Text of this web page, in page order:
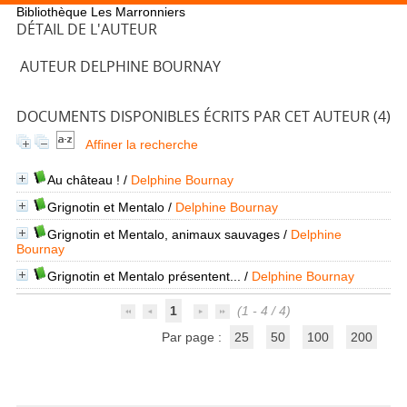
Bibliothèque Les Marronniers
DÉTAIL DE L'AUTEUR
AUTEUR DELPHINE BOURNAY
DOCUMENTS DISPONIBLES ÉCRITS PAR CET AUTEUR (4)
Affiner la recherche
Au château ! / Delphine Bournay
Grignotin et Mentalo/ Delphine Bournay
Grignotin et Mentalo, animaux sauvages/ Delphine
Bournay
Grignotin et Mentalo présentent...
/ Delphine Bournay
1
(1 - 4 / 4)
Par page :
25 50 100 200